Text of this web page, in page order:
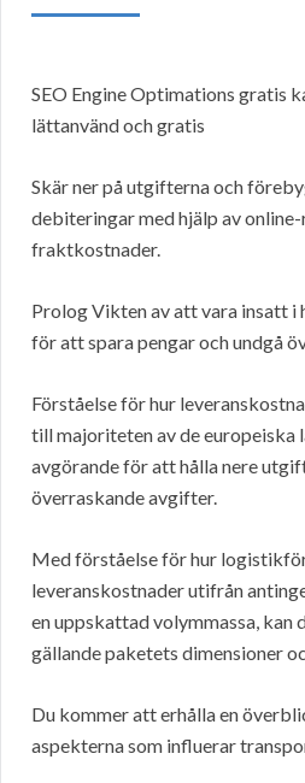
SEO Engine Optimations gratis
lättanvänd och gratis
Skär ner på utgifterna och
debiteringar med hjälp av
fraktkostnader.
Prolog Vikten av att vara insatt
för att spara pengar och undgå
Förståelse för hur
till majoriteten av de europeiska
avgörande för att hålla nere
överraskande avgifter.
Med förståelse för hur
leveranskostnader utifrån
en uppskattad volymmassa, kan
gällande paketets dimensioner
Du kommer att erhålla en
aspekterna som influerar